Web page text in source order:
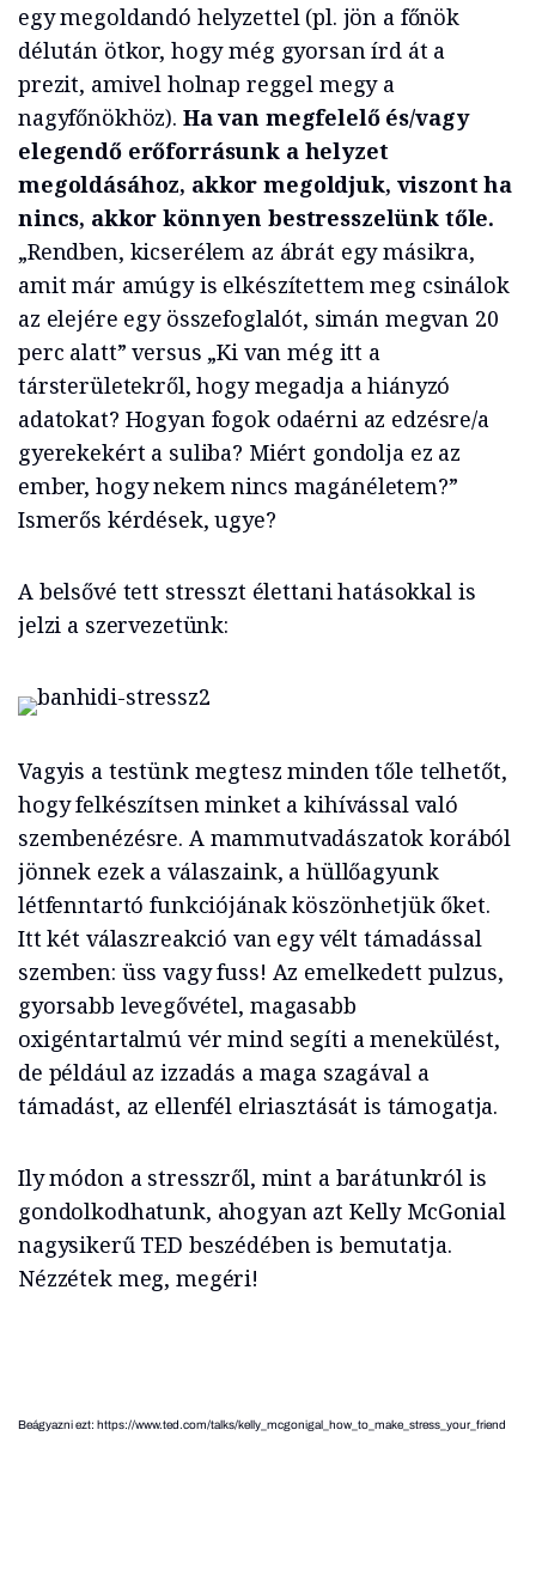
egy megoldandó helyzettel (pl. jön a főnök
délután ötkor, hogy még gyorsan írd át a
prezit, amivel holnap reggel megy a
nagyfőnökhöz). Ha van megfelelő és/vagy
elegendő erőforrásunk a helyzet
megoldásához, akkor megoldjuk, viszont ha
nincs, akkor könnyen bestresszelünk tőle.
„Rendben, kicserélem az ábrát egy másikra,
amit már amúgy is elkészítettem meg csinálok
az elejére egy összefoglalót, simán megvan 20
perc alatt” versus „Ki van még itt a
társterületekről, hogy megadja a hiányzó
adatokat? Hogyan fogok odaérni az edzésre/a
gyerekekért a suliba? Miért gondolja ez az
ember, hogy nekem nincs magánéletem?”
Ismerős kérdések, ugye?
A belsővé tett stresszt élettani hatásokkal is
jelzi a szervezetünk:
Vagyis a testünk megtesz minden tőle telhetőt,
hogy felkészítsen minket a kihívással való
szembenézésre. A mammutvadászatok korából
jönnek ezek a válaszaink, a hüllőagyunk
létfenntartó funkciójának köszönhetjük őket.
Itt két válaszreakció van egy vélt támadással
szemben: üss vagy fuss! Az emelkedett pulzus,
gyorsabb levegővétel, magasabb
oxigéntartalmú vér mind segíti a menekülést,
de például az izzadás a maga szagával a
támadást, az ellenfél elriasztását is támogatja.
Ily módon a stresszről, mint a barátunkról is
gondolkodhatunk, ahogyan azt Kelly McGonial
nagysikerű TED beszédében is bemutatja.
Nézzétek meg, megéri!
Beágyazni ezt: https://www.ted.com/talks/kelly_mcgonigal_how_to_make_stress_your_friend